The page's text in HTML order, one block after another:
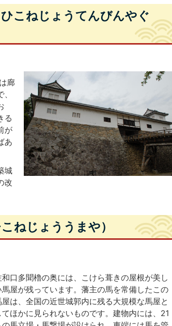
こねじょうてんびんやぐ
廊
る
が
あ
城
改
ねじょううまや）
和口多聞櫓の奥には、こけら葺きの屋根が美し
馬屋が残っています。藩主の馬を常備したこの
屋は、全国の近世城郭内に残る大規模な馬屋と
てほかに見られないものです。建物内には、21